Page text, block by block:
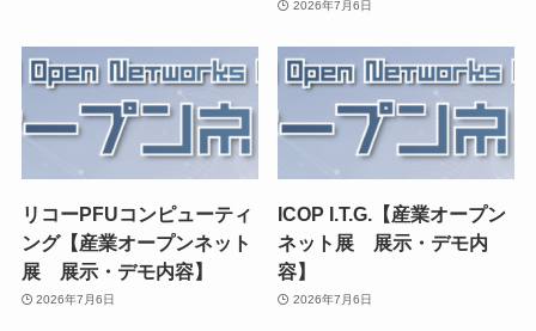
2026年7月6日
リコーPFUコンピューティ
ング【産業オープンネット
展 展示・デモ内容】
2026年7月6日
ICOP I.T.G.【産業オープン
ネット展 展示・デモ内
容】
2026年7月6日